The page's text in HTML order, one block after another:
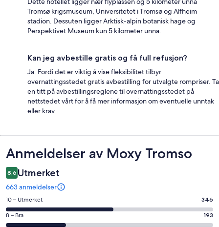
Tromsø krigsmuseum, Universitetet i Tromsø og Alfheim
stadion. Dessuten ligger Arktisk-alpin botanisk hage og
Perspektivet Museum kun 5 kilometer unna.
Kan jeg avbestille gratis og få full refusjon?
Ja. Fordi det er viktig å vise fleksibilitet tilbyr
overnattingsstedet gratis avbestilling for utvalgte rompriser. Ta
en titt på avbestillingsreglene til overnattingsstedet på
nettstedet vårt for å få mer informasjon om eventuelle unntak
eller krav.
Anmeldelser
Anmeldelser av Moxy Tromso
8,6 Utmerket
663 anmeldelser
Rangering
på
10
10 – Utmerket 346
Rangering
8 – Bra 193